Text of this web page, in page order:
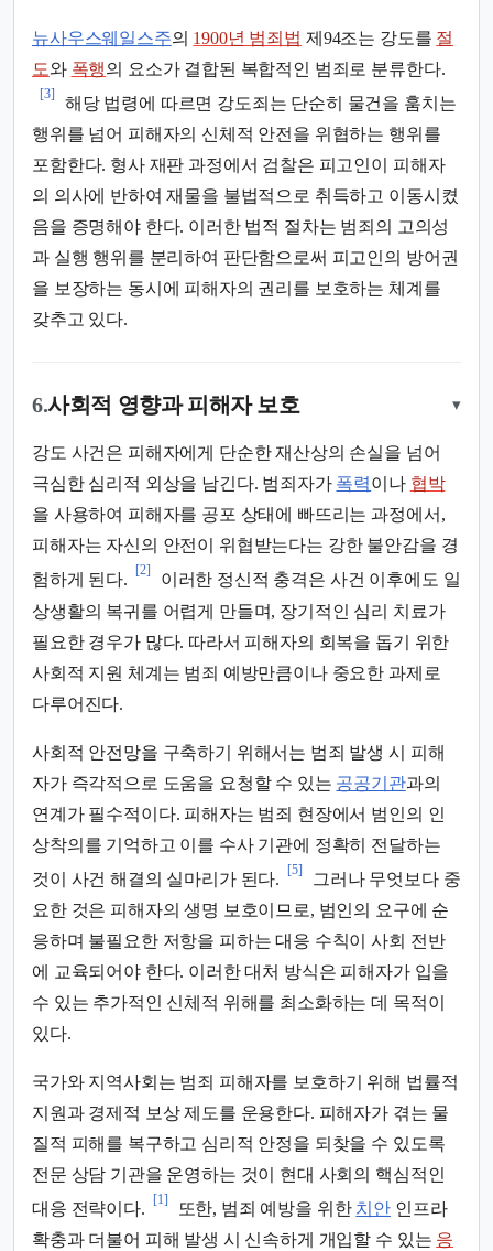
뉴사우스웨일스주의 1900년 범죄법 제94조는 강도를 절
도와 폭행의 요소가 결합된 복합적인 범죄로 분류한다.
[3]
해당 법령에 따르면 강도죄는 단순히 물건을 훔치는
행위를 넘어 피해자의 신체적 안전을 위협하는 행위를
포함한다. 형사 재판 과정에서 검찰은 피고인이 피해자
의 의사에 반하여 재물을 불법적으로 취득하고 이동시켰
음을 증명해야 한다. 이러한 법적 절차는 범죄의 고의성
과 실행 행위를 분리하여 판단함으로써 피고인의 방어권
을 보장하는 동시에 피해자의 권리를 보호하는 체계를
갖추고 있다.
6.사회적 영향과 피해자 보호 ▾
강도 사건은 피해자에게 단순한 재산상의 손실을 넘어
극심한 심리적 외상을 남긴다. 범죄자가 폭력이나 협박
을 사용하여 피해자를 공포 상태에 빠뜨리는 과정에서,
피해자는 자신의 안전이 위협받는다는 강한 불안감을 경
험하게 된다.
[2]
이러한 정신적 충격은 사건 이후에도 일
상생활의 복귀를 어렵게 만들며, 장기적인 심리 치료가
필요한 경우가 많다. 따라서 피해자의 회복을 돕기 위한
사회적 지원 체계는 범죄 예방만큼이나 중요한 과제로
다루어진다.
사회적 안전망을 구축하기 위해서는 범죄 발생 시 피해
자가 즉각적으로 도움을 요청할 수 있는 공공기관과의
연계가 필수적이다. 피해자는 범죄 현장에서 범인의 인
상착의를 기억하고 이를 수사 기관에 정확히 전달하는
것이 사건 해결의 실마리가 된다.
[5]
그러나 무엇보다 중
요한 것은 피해자의 생명 보호이므로, 범인의 요구에 순
응하며 불필요한 저항을 피하는 대응 수칙이 사회 전반
에 교육되어야 한다. 이러한 대처 방식은 피해자가 입을
수 있는 추가적인 신체적 위해를 최소화하는 데 목적이
있다.
국가와 지역사회는 범죄 피해자를 보호하기 위해 법률적
지원과 경제적 보상 제도를 운용한다. 피해자가 겪는 물
질적 피해를 복구하고 심리적 안정을 되찾을 수 있도록
전문 상담 기관을 운영하는 것이 현대 사회의 핵심적인
대응 전략이다.
[1]
또한, 범죄 예방을 위한 치안 인프라
확충과 더불어 피해 발생 시 신속하게 개입할 수 있는 응